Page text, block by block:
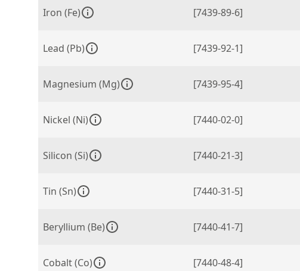
Iron (Fe) [7439-89-6]
Lead (Pb) [7439-92-1]
Magnesium (Mg) [7439-95-4]
Nickel (Ni) [7440-02-0]
Silicon (Si) [7440-21-3]
Tin (Sn) [7440-31-5]
Beryllium (Be) [7440-41-7]
Cobalt (Co) [7440-48-4]